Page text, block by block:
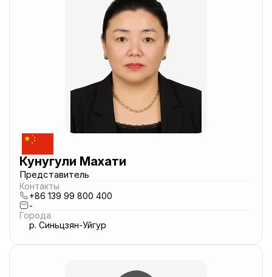
Кунугули Махати
Представитель
Контакты
+86 139 99 800 400
-
Города
р. Синьцзян-Уйгур